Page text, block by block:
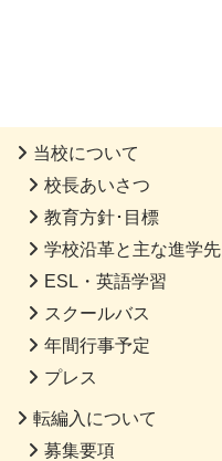
当校について
校長あいさつ
教育方針･目標
学校沿革と主な進学先
ESL・英語学習
スクールバス
年間行事予定
プレス
転編入について
募集要項